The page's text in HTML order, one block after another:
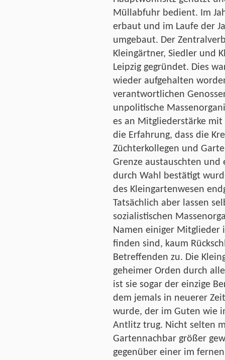
Müllabfuhr bedient. Im
erbaut und im Laufe der
umgebaut. Der
Kleingärtner, Siedler und
Leipzig gegründet. Dies
wieder aufgehalten
verantwortlichen
unpolitische
es an Mitgliederstärke mit
die Erfahrung, dass die
Züchterkollegen und
Grenze austauschten
durch Wahl bestätigt
des Kleingartenwesen
Tatsächlich aber lassen
sozialistischen
Namen einiger Mitglieder
finden sind, kaum
Betreffenden zu. Die
geheimer Orden durch
ist sie sogar der einzige
dem jemals in neuerer
wurde, der im Guten wie
Antlitz trug. Nicht selten
Gartennachbar größer
gegenüber einer im